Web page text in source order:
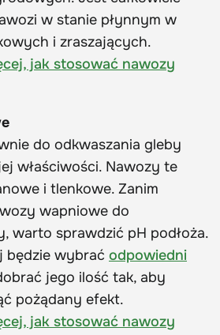
w stanie płynnym w
i zraszających.
jak stosować nawozy
do odkwaszania gleby
właściwości. Nawozy te
i tlenkowe. Zanim
wapniowe do
warto sprawdzić pH podłoża.
będzie wybrać odpowiedni
jego ilość tak, aby
pożądany efekt.
jak stosować nawozy